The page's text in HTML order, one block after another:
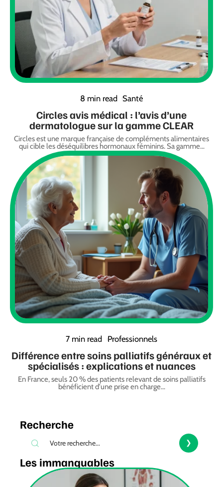
8 min read Santé
Circles avis médical : l’avis d’une
dermatologue sur la gamme CLEAR
Circles est une marque française de compléments alimentaires
qui cible les déséquilibres hormonaux féminins. Sa gamme…
7 min read Professionnels
Différence entre soins palliatifs généraux et
spécialisés : explications et nuances
En France, seuls 20 % des patients relevant de soins palliatifs
bénéficient d'une prise en charge…
Recherche
Les immanquables